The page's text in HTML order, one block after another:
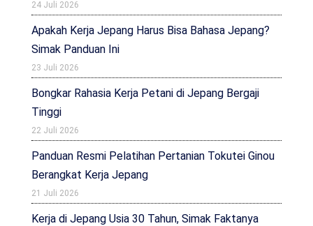
24 Juli 2026
Apakah Kerja Jepang Harus Bisa Bahasa Jepang?
Simak Panduan Ini
23 Juli 2026
Bongkar Rahasia Kerja Petani di Jepang Bergaji
Tinggi
22 Juli 2026
Panduan Resmi Pelatihan Pertanian Tokutei Ginou
Berangkat Kerja Jepang
21 Juli 2026
Kerja di Jepang Usia 30 Tahun, Simak Faktanya